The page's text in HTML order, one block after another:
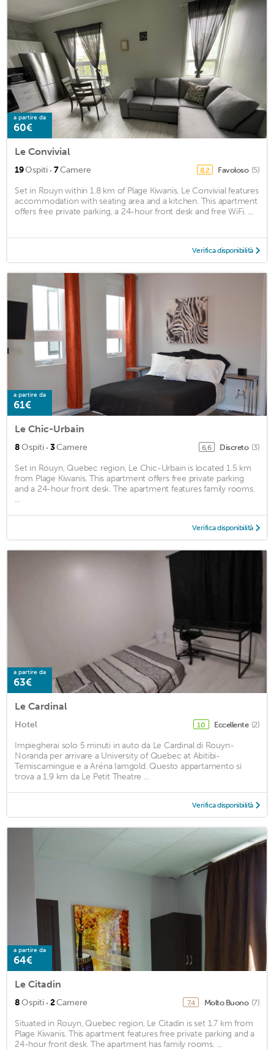
a partire da
60€
Le Convivial
19Ospiti · 7Camere 8,2 Favoloso (5)
Set in Rouyn within 1.8 km of Plage Kiwanis, Le Convivial features
accommodation with seating area and a kitchen. This apartment
offers free private parking, a 24-hour front desk and free WiFi. ...
Verifica disponibilità
a partire da
61€
Le Chic-Urbain
8Ospiti · 3Camere 6,6 Discreto (3)
Set in Rouyn, Quebec region, Le Chic-Urbain is located 1.5 km
from Plage Kiwanis. This apartment offers free private parking
and a 24-hour front desk. The apartment features family rooms.
...
Verifica disponibilità
a partire da
63€
Le Cardinal
Hotel 10 Eccellente (2)
Impiegherai solo 5 minuti in auto da Le Cardinal di Rouyn-
Noranda per arrivare a University of Quebec at Abitibi-
Temiscamingue e a Aréna Iamgold. Questo appartamento si
trova a 1,9 km da Le Petit Theatre ...
Verifica disponibilità
a partire da
64€
Le Citadin
8Ospiti · 2Camere 7,4 Molto Buono (7)
Situated in Rouyn, Quebec region, Le Citadin is set 1.7 km from
Plage Kiwanis. This apartment features free private parking and a
24-hour front desk. The apartment has family rooms. ...